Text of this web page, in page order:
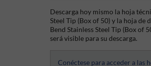
Descarga hoy mismo la hoja
Steel Tip (Box of 50) y la hoja de
Bend Stainless Steel Tip (Box of
será visible para su descarga.
Conéctese para acceder a las